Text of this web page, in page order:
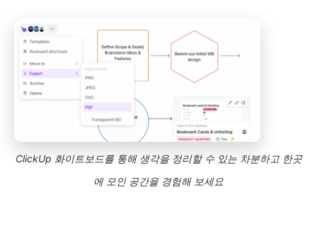
ClickUp 화이트보드를 통해 생각을 정리할 수 있는 차분하고 한곳
에 모인 공간을 경험해 보세요